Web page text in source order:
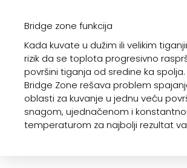
Bridge zone funkcija
Kada kuvate u dužim ili velikim
rizik da se toplota progresivno
površini tiganja od sredine ka spolja.
Bridge Zone rešava problem
oblasti za kuvanje u jednu veću
snagom, ujednačenom i
temperaturom za najbolji rezultat